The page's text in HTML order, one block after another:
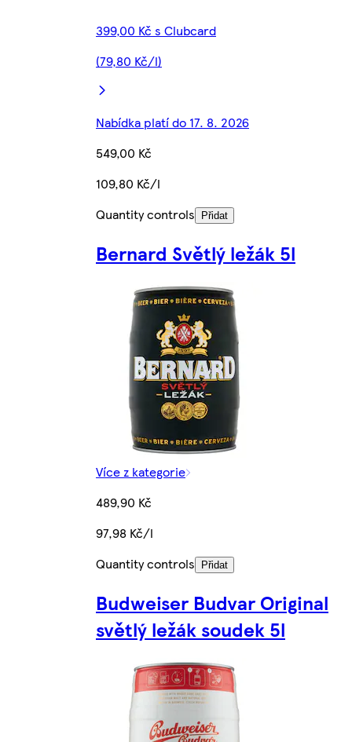
399,00 Kč s Clubcard
(79,80 Kč/l)
Nabídka platí do 17. 8. 2026
549,00 Kč
109,80 Kč/l
Quantity controls
Přidat
Bernard Světlý ležák 5l
Více z kategorie
489,90 Kč
97,98 Kč/l
Quantity controls
Přidat
Budweiser Budvar Original
světlý ležák soudek 5l